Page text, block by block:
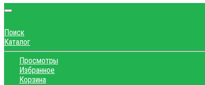
Поиск
Каталог
Просмотры
Избранное
Корзина